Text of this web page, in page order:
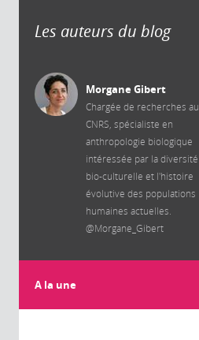
Les auteurs du blog
Morgane Gibert
Chargée de recherches au
CNRS, spécialiste en
anthropologie biologique
intéressée par la diversité
bio-culturelle et l'histoire
évolutive des populations
humaines actuelles.
@Morgane_Gibert
A la une